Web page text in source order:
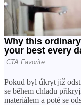
Pokud byl úkryt již
se během chladu
materiálem a poté se